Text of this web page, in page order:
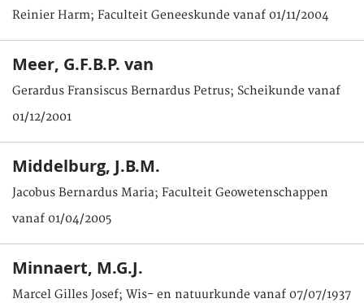
Reinier Harm; Faculteit Geneeskunde vanaf 01/11/2004
Meer, G.F.B.P. van
Gerardus Fransiscus Bernardus Petrus; Scheikunde vanaf
01/12/2001
Middelburg, J.B.M.
Jacobus Bernardus Maria; Faculteit Geowetenschappen
vanaf 01/04/2005
Minnaert, M.G.J.
Marcel Gilles Josef; Wis- en natuurkunde vanaf 07/07/1937